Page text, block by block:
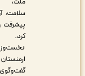
سلامت، آرامش و
پیشرفت روزافزون
نخست‌وزیر
ارمنستان در این
گفت‌وگوی تلفنی،